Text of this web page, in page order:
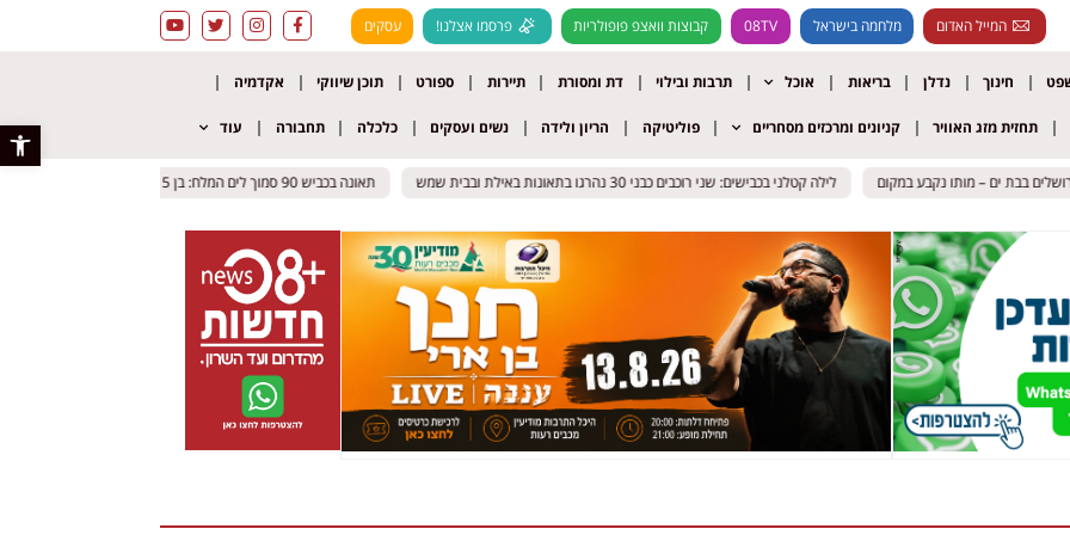
פתח
המייל האדום מלחמה בישראל 08TV קבוצות וואצפ פופולריות פרסמו אצלנו! עסקים
חינוך נדלן בריאות אוכל תרבות ובילוי דת ומסורת תיירות ספורט תוכן שיווקי אקדמיה
תחזית מזג האוויר קניונים ומרכזים מסחריים פוליטיקה הריון ולידה נשים ועסקים כלכלה תחבורה עוד
לילה קטלני בכבישים: שני רוכבים כבני 30 נהרגו בתאונות באילת ובבית שמש
לילה קטלני בכבישים: שני רוכבים כבני 30 נהרגו בתאונות באילת ובבית שמש תאונה בכביש 90 סמוך לים המלח: בן 15 נפצע בינוני, ארבעה נוספים נפגעו
תאונה בכביש 90 סמוך לים המלח: בן 15 נפצע בינוני, ארבעה נוספים נפגעו